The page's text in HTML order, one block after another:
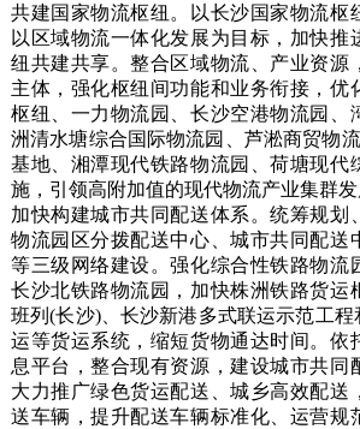
共建国家物流枢纽。以长沙国家物流枢
以区域物流一体化发展为目标，加快推
纽共建共享。整合区域物流、产业资源
主体，强化枢纽间功能和业务衔接，优
枢纽、一力物流园、长沙空港物流园、
洲清水塘综合国际物流园、芦淞商贸物
基地、湘潭现代铁路物流园、荷塘现代
施，引领高附加值的现代物流产业集群发
加快构建城市共同配送体系。统筹规划
物流园区分拨配送中心、城市共同配送
等三级网络建设。强化综合性铁路物流
长沙北铁路物流园，加快株洲铁路货运
班列(长沙)、长沙新港多式联运示范工
运等货运系统，缩短货物通达时间。依
息平台，整合现有资源，建设城市共同
大力推广绿色货运配送、城乡高效配送
送车辆，提升配送车辆标准化、运营规